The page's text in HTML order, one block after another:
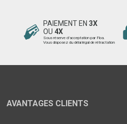
PAIEMENT EN 3X
OU 4X
Sous réserve d’acceptation par Floa.
Vous disposez du délai légal de rétractation
AVANTAGES CLIENTS